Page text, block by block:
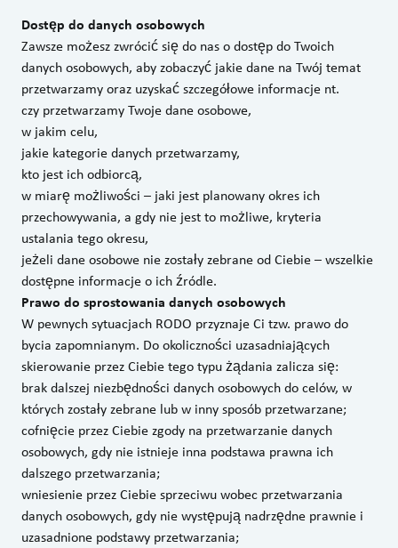
Dostęp do danych osobowych
Zawsze możesz zwrócić się do nas o dostęp do Twoich
danych osobowych, aby zobaczyć jakie dane na Twój temat
przetwarzamy oraz uzyskać szczegółowe informacje nt.
czy przetwarzamy Twoje dane osobowe,
w jakim celu,
jakie kategorie danych przetwarzamy,
kto jest ich odbiorcą,
w miarę możliwości – jaki jest planowany okres ich
przechowywania, a gdy nie jest to możliwe, kryteria
ustalania tego okresu,
jeżeli dane osobowe nie zostały zebrane od Ciebie – wszelkie
dostępne informacje o ich źródle.
Prawo do sprostowania danych osobowych
W pewnych sytuacjach RODO przyznaje Ci tzw. prawo do
bycia zapomnianym. Do okoliczności uzasadniających
skierowanie przez Ciebie tego typu żądania zalicza się:
brak dalszej niezbędności danych osobowych do celów, w
których zostały zebrane lub w inny sposób przetwarzane;
cofnięcie przez Ciebie zgody na przetwarzanie danych
osobowych, gdy nie istnieje inna podstawa prawna ich
dalszego przetwarzania;
wniesienie przez Ciebie sprzeciwu wobec przetwarzania
danych osobowych, gdy nie występują nadrzędne prawnie i
uzasadnione podstawy przetwarzania;